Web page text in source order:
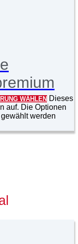
WÄHLEN Dieses
auf. Die Optionen
werden